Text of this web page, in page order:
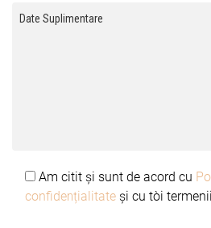
Am citit și sunt de acord cu
confidențialitate și cu toți